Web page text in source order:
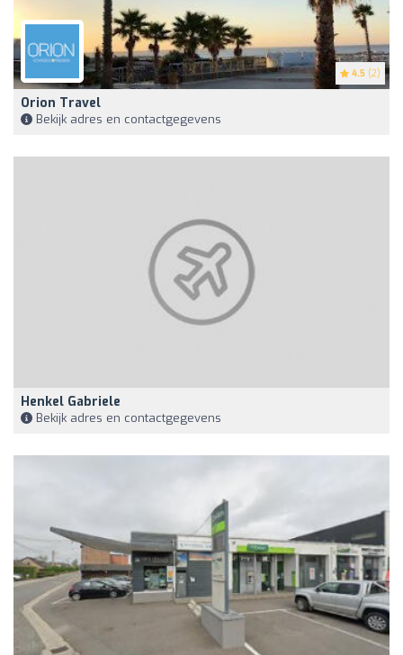
4.5 (2)
Orion Travel
Bekijk adres en contactgegevens
Henkel Gabriele
Bekijk adres en contactgegevens